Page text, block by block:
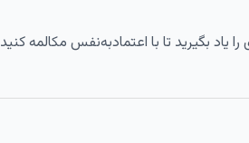
یاد بگیرید تا با اعتمادبه‌نفس مکالمه کنید